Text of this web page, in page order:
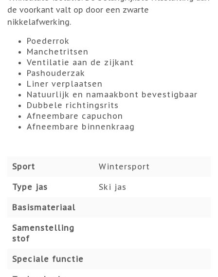
de voorkant valt op door een zwarte
nikkelafwerking.
Poederrok
Manchetritsen
Ventilatie aan de zijkant
Pashouderzak
Liner verplaatsen
Natuurlijk en namaakbont bevestigbaar
Dubbele richtingsrits
Afneembare capuchon
Afneembare binnenkraag
Sport Wintersport
Type jas Ski jas
Basismateriaal
Samenstelling
stof
Speciale functie